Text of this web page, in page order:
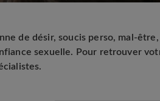
de désir, soucis perso, mal-
sexuelle. Pour retrouver